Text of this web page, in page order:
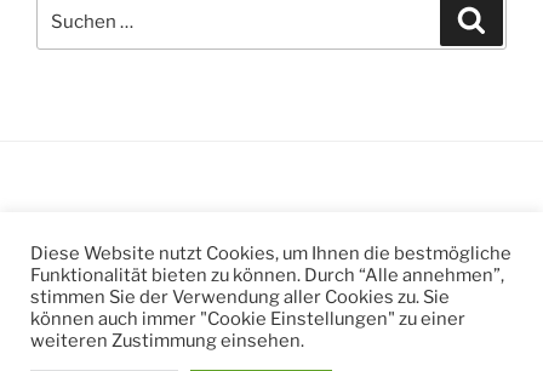
nach:
nach:
Diese Website nutzt Cookies, um Ihnen die bestmögliche
Funktionalität bieten zu können. Durch “Alle annehmen”,
stimmen Sie der Verwendung aller Cookies zu. Sie
können auch immer "Cookie Einstellungen" zu einer
weiteren Zustimmung einsehen.